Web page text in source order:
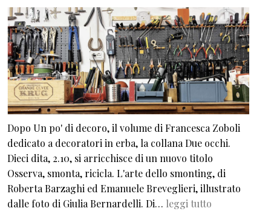
Dopo Un po' di decoro, il volume di Francesca Zoboli
dedicato a decoratori in erba, la collana Due occhi.
Dieci dita, 2.10, si arricchisce di un nuovo titolo
Osserva, smonta, ricicla. L'arte dello smonting, di
Roberta Barzaghi ed Emanuele Breveglieri, illustrato
dalle foto di Giulia Bernardelli. Di… leggi tutto